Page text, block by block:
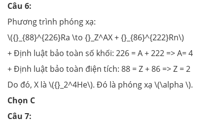
Câu 6:
Phương trình phóng xạ:
\({}_{88}^{226}Ra \to {}_Z^AX + {}_{86}^{222}Rn\)
+ Định luật bảo toàn số khối: 226 = A + 222 => A= 4
+ Định luật bảo toàn điện tích: 88 = Z + 86 => Z = 2
Do đó, X là \({}_2^4He\). Đó là phóng xạ \(\alpha \).
Chọn C
Câu 7: